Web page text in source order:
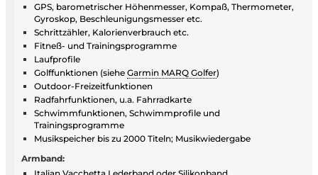
GPS, barometrischer Höhenmesser, Kompaß, Thermometer,
Gyroskop, Beschleunigungsmesser etc.
Schrittzähler, Kalorienverbrauch etc.
Fitneß- und Trainingsprogramme
Laufprofile
Golffunktionen (siehe Garmin MARQ Golfer)
Outdoor-Freizeitfunktionen
Radfahrfunktionen, u.a. Fahrradkarte
Schwimmfunktionen, Schwimmprofile und
Trainingsprogramme
Musikspeicher bis zu 2000 Titeln; Musikwiedergabe
Armband: